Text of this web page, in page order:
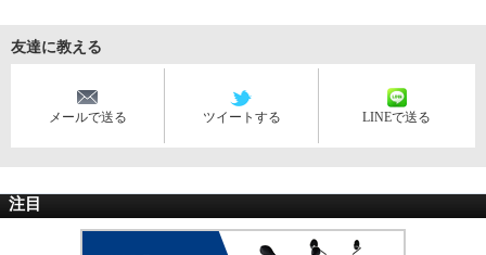
友達に教える
メールで送る ツイートする LINEで送る
注目